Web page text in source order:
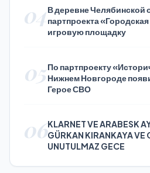
04В деревне Челябинской
партпроекта
игровую площадку
05По партпроекту
Нижнем Новгороде
Герое СВО
06KLARNET VE ARABESK
GÜRKAN KIRANKAYA VE
UNUTULMAZ GECE